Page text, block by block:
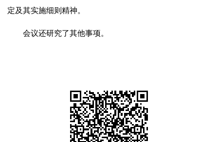
定及其实施细则精神。
会议还研究了其他事项。